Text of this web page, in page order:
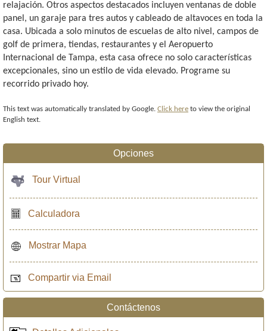
relajación. Otros aspectos destacados incluyen ventanas de doble
panel, un garaje para tres autos y cableado de altavoces en toda la
casa. Ubicada a solo minutos de escuelas de alto nivel, campos de
golf de primera, tiendas, restaurantes y el Aeropuerto
Internacional de Tampa, esta casa ofrece no solo características
excepcionales, sino un estilo de vida elevado. Programe su
recorrido privado hoy.
This text was automatically translated by Google. Click here to view the original
English text.
Opciones
Tour Virtual
Calculadora
Mostrar Mapa
Compartir via Email
Contáctenos